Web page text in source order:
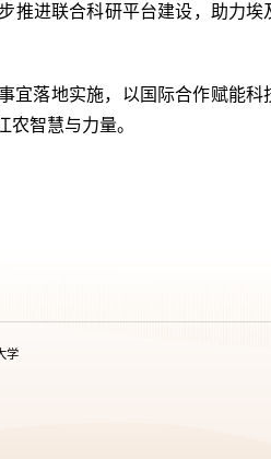
推进联合科研平台建设，助力
宜落地实施，以国际合作赋能科
智慧与力量。
学